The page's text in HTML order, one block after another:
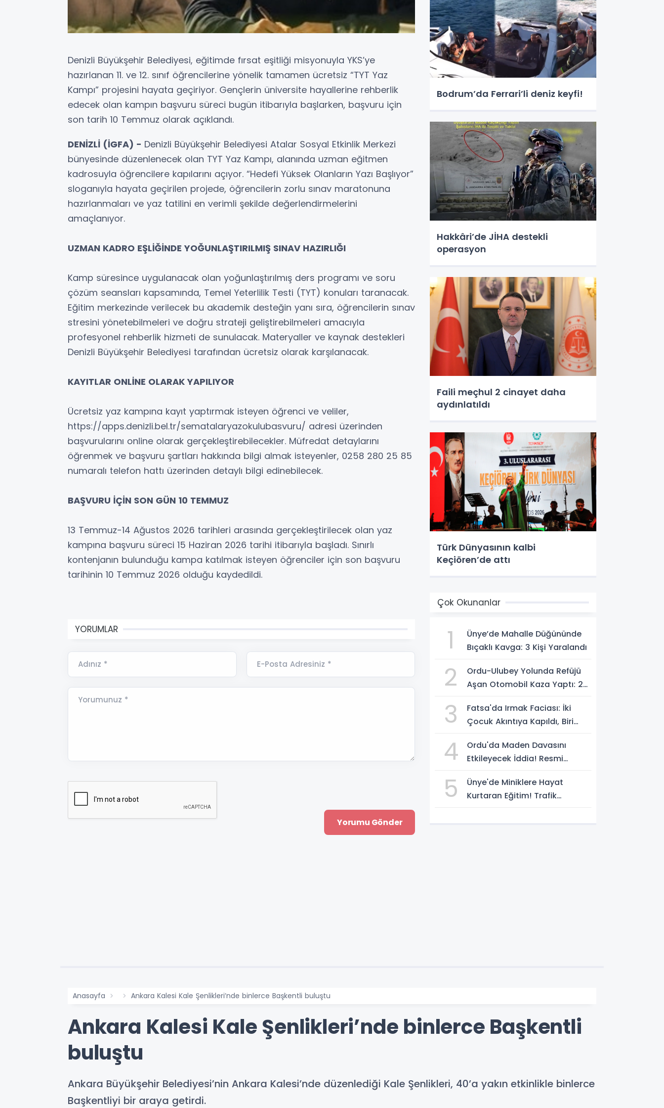
Denizli Büyükşehir Belediyesi, eğitimde fırsat eşitliği misyonuyla YKS’ye
hazırlanan 11. ve 12. sınıf öğrencilerine yönelik tamamen ücretsiz “TYT Yaz
Kampı” projesini hayata geçiriyor. Gençlerin üniversite hayallerine rehberlik
edecek olan kampın başvuru süreci bugün itibarıyla başlarken, başvuru için
son tarih 10 Temmuz olarak açıklandı.
DENİZLİ (İGFA) - Denizli Büyükşehir Belediyesi Atalar Sosyal Etkinlik Merkezi
bünyesinde düzenlenecek olan TYT Yaz Kampı, alanında uzman eğitmen
kadrosuyla öğrencilere kapılarını açıyor. “Hedefi Yüksek Olanların Yazı Başlıyor”
sloganıyla hayata geçirilen projede, öğrencilerin zorlu sınav maratonuna
hazırlanmaları ve yaz tatilini en verimli şekilde değerlendirmelerini
amaçlanıyor.
UZMAN KADRO EŞLİĞİNDE YOĞUNLAŞTIRILMIŞ SINAV HAZIRLIĞI
Kamp süresince uygulanacak olan yoğunlaştırılmış ders programı ve soru
çözüm seansları kapsamında, Temel Yeterlilik Testi (TYT) konuları taranacak.
Eğitim merkezinde verilecek bu akademik desteğin yanı sıra, öğrencilerin sınav
stresini yönetebilmeleri ve doğru strateji geliştirebilmeleri amacıyla
profesyonel rehberlik hizmeti de sunulacak. Materyaller ve kaynak destekleri
Denizli Büyükşehir Belediyesi tarafından ücretsiz olarak karşılanacak.
KAYITLAR ONLİNE OLARAK YAPILIYOR
Ücretsiz yaz kampına kayıt yaptırmak isteyen öğrenci ve veliler,
https://apps.denizli.bel.tr/sematalaryazokulubasvuru/ adresi üzerinden
başvurularını online olarak gerçekleştirebilecekler. Müfredat detaylarını
öğrenmek ve başvuru şartları hakkında bilgi almak isteyenler, 0258 280 25 85
numaralı telefon hattı üzerinden detaylı bilgi edinebilecek.
BAŞVURU İÇİN SON GÜN 10 TEMMUZ
13 Temmuz-14 Ağustos 2026 tarihleri arasında gerçekleştirilecek olan yaz
kampına başvuru süreci 15 Haziran 2026 tarihi itibarıyla başladı. Sınırlı
kontenjanın bulunduğu kampa katılmak isteyen öğrenciler için son başvuru
tarihinin 10 Temmuz 2026 olduğu kaydedildi.
YORUMLAR
Adınız * E-Posta Adresiniz *
Yorumunuz *
Bodrum’da Ferrari’li deniz keyfi!
Hakkâri’de JİHA destekli
operasyon
Faili meçhul 2 cinayet daha
aydınlatıldı
Türk Dünyasının kalbi
Keçiören’de attı
Çok Okunanlar
1
Ünye’de Mahalle Düğününde
Bıçaklı Kavga: 3 Kişi Yaralandı
2
Ordu-Ulubey Yolunda Refüjü
Aşan Otomobil Kaza Yaptı: 2
3
Fatsa'da Irmak Faciası: İki
Çocuk Akıntıya Kapıldı, Biri
4
Ordu'da Maden Davasını
Etkileyecek İddia! Resmi
5
Ünye'de Miniklere Hayat
Kurtaran Eğitim! Trafik
Anasayfa Ankara Kalesi Kale Şenlikleri’nde binlerce Başkentli buluştu
Ankara Kalesi Kale Şenlikleri’nde binlerce Başkentli
buluştu
Ankara Büyükşehir Belediyesi’nin Ankara Kalesi’nde düzenlediği Kale Şenlikleri, 40’a yakın etkinlikle binlerce
Başkentliyi bir araya getirdi.